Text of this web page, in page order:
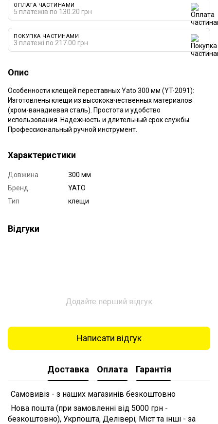
ОПЛАТА ЧАСТИНАМИ
5 платежів по 130.20 грн
ПОКУПКА ЧАСТИНАМИ
3 платежі по 217.00 грн
Опис
Особенности клещей переставных Yato 300 мм (YT-2091):
Изготовлены клещи из высококачественных материалов
(хром-ванадиевая сталь). Простота и удобство
использования. Надежность и длительный срок службы.
Профессиональный ручной инструмент.
Характеристики
Довжина
300 мм
Бренд
YATO
Тип
клещи
Відгуки
Додайте перший відгук
Написати відгук
Доставка Оплата Гарантія
Самовивіз - з наших магазинів безкоштовно
Нова пошта (при замовленні від 5000 грн -
безкоштовно), Укрпошта, Делівері, Міст та інші - за